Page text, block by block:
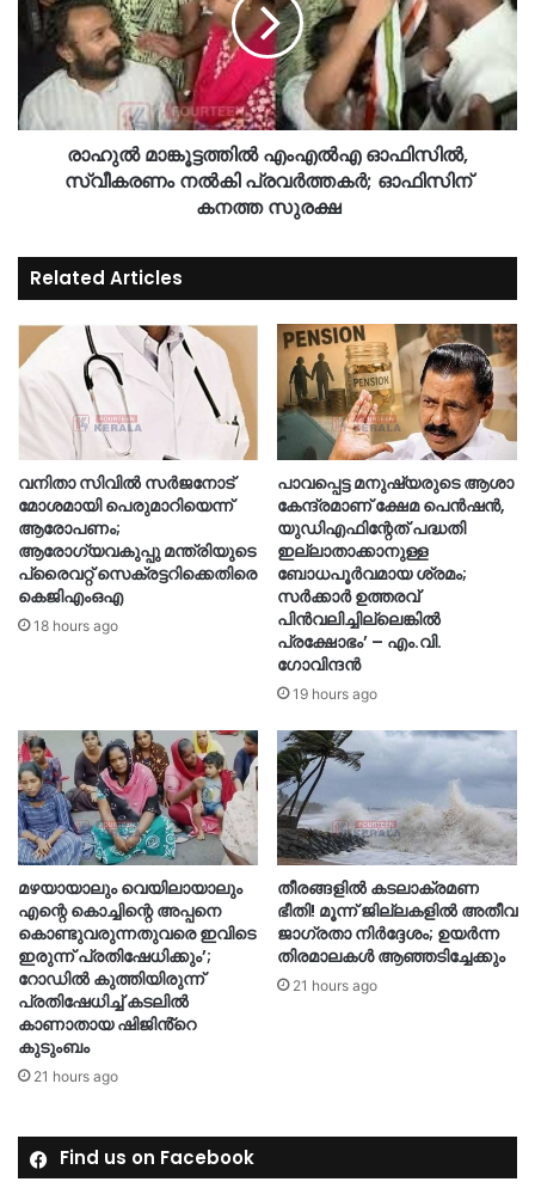
രാഹുൽ മാങ്കൂട്ടത്തിൽ എംഎൽഎ ഓഫിസിൽ,
സ്വീകരണം നൽകി പ്രവർത്തകർ; ഓഫിസിന്
കനത്ത സുരക്ഷ
Related Articles
വനിതാ സിവിൽ സർജനോട്
മോശമായി പെരുമാറിയെന്ന്
ആരോപണം;
ആരോഗ്യവകുപ്പു മന്ത്രിയുടെ
പ്രൈവറ്റ് സെക്രട്ടറിക്കെതിരെ
കെജിഎംഒഎ
18 hours ago
പാവപ്പെട്ട മനുഷ്യരുടെ ആശാ
കേന്ദ്രമാണ് ക്ഷേമ പെൻഷൻ,
യുഡിഎഫിന്റേത് പദ്ധതി
ഇല്ലാതാക്കാനുള്ള
ബോധപൂർവമായ ശ്രമം;
സർക്കാർ ഉത്തരവ്
പിൻവലിച്ചില്ലെങ്കിൽ
പ്രക്ഷോഭം’ – എം.വി.
ഗോവിന്ദൻ
19 hours ago
മഴയായാലും വെയിലായാലും
എന്റെ കൊച്ചിന്റെ അപ്പനെ
കൊണ്ടുവരുന്നതുവരെ ഇവിടെ
ഇരുന്ന് പ്രതിഷേധിക്കും’;
റോഡില്‍ കുത്തിയിരുന്ന്
പ്രതിഷേധിച്ച് കടലില്‍
കാണാതായ ഷിജിൻ്റെ
കുടുംബം
21 hours ago
തീരങ്ങളില്‍ കടലാക്രമണ
ഭീതി! മൂന്ന് ജില്ലകളിൽ അതീവ
ജാഗ്രതാ നിർദ്ദേശം; ഉയർന്ന
തിരമാലകൾ ആഞ്ഞടിച്ചേക്കും
21 hours ago
Find us on Facebook